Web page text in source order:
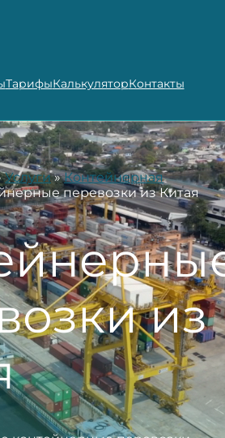
ТарифыКалькуляторКонтакты
Услуги»Контейнерная
перевозки из Китая
из